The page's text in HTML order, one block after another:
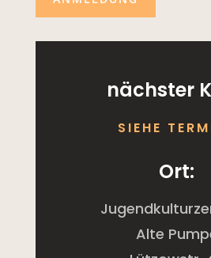
nächster
SIEHE
Ort:
Alte